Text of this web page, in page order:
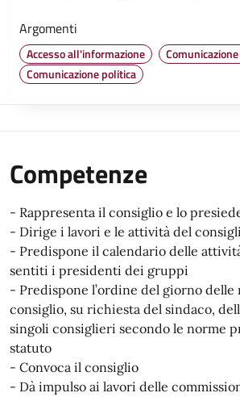
Argomenti
Accesso all'informazione
Comunicazione politica
Competenze
- Rappresenta il consiglio e lo
- Dirige i lavori e le attività del
- Predispone il calendario delle
sentiti i presidenti dei gruppi
- Predispone l’ordine del giorno
consiglio, su richiesta del sindaco,
singoli consiglieri secondo le norme
statuto
- Convoca il consiglio
- Dà impulso ai lavori delle